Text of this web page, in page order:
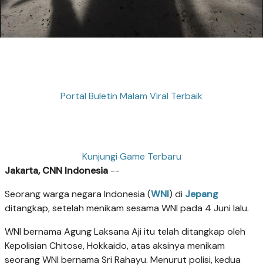
Portal Buletin Malam Viral Terbaik
Kunjungi Game Terbaru
Jakarta, CNN Indonesia --
Seorang warga negara Indonesia (WNI) di Jepang
ditangkap, setelah menikam sesama WNI pada 4 Juni lalu.
WNI bernama Agung Laksana Aji itu telah ditangkap oleh
Kepolisian Chitose, Hokkaido, atas aksinya menikam
seorang WNI bernama Sri Rahayu. Menurut polisi, kedua